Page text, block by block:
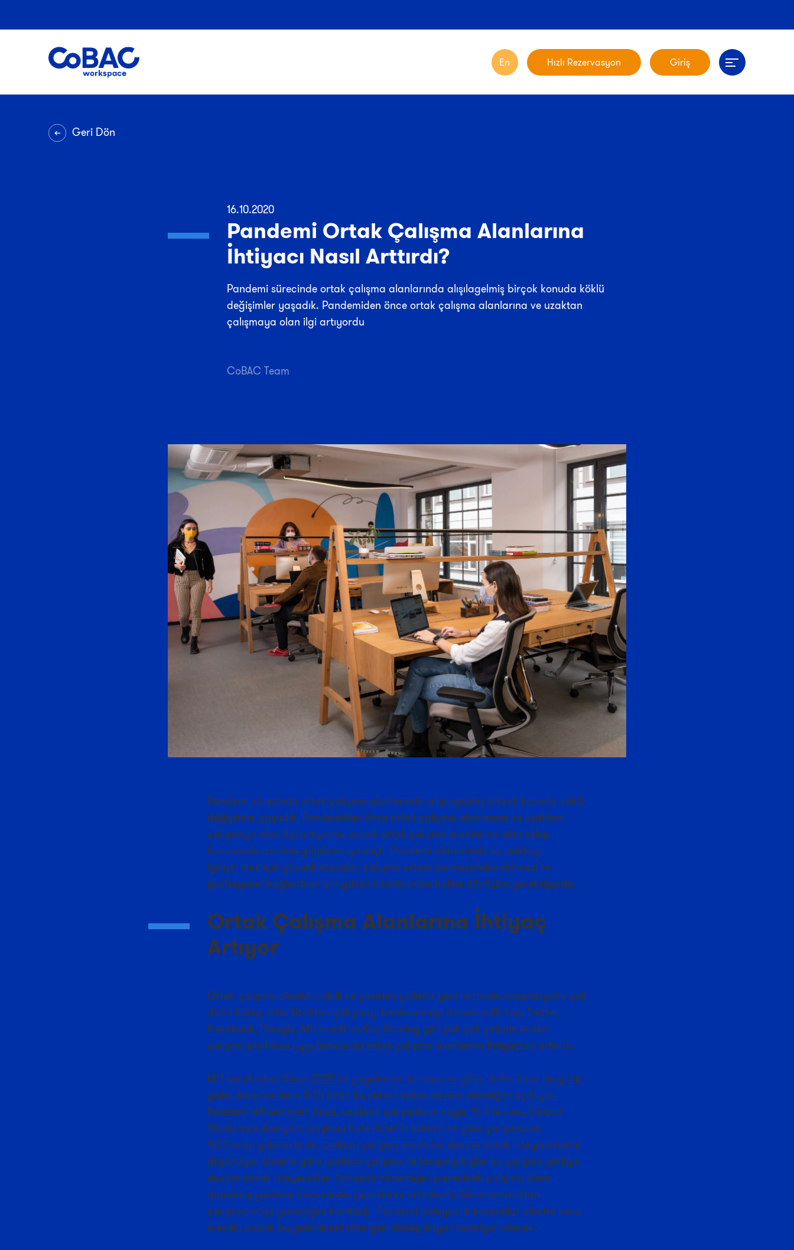
En Hızlı Rezervasyon Giriş
Geri Dön
16.10.2020
Pandemi Ortak Çalışma Alanlarına
İhtiyacı Nasıl Arttırdı?
Pandemi sürecinde ortak çalışma alanlarında alışılagelmiş birçok konuda köklü
değişimler yaşadık. Pandemiden önce ortak çalışma alanlarına ve uzaktan
çalışmaya olan ilgi artıyordu
CoBAC Team
Pandemi sürecinde ortak çalışma alanlarında alışılagelmiş birçok konuda köklü
değişimler yaşadık. Pandemiden önce ortak çalışma alanlarına ve uzaktan
çalışmaya olan ilgi artıyordu ancak ortak çalışma alanlarına olan talep
konusunda azalma gündeme gelmişti. Pandemi döneminde bu noktayı
iyileştirmek için güvenli masalar, çalışma ortamları mesafelendirilmesi ve
profesyonel bağlantılar için güvenli nokta olma haline dönüşüm gerektiyordu.
Ortak Çalışma Alanlarına İhtiyaç
Artıyor
Ortak çalışma alanları, akıllı ve yaratıcı yollarla yeni normale adaptasyonu çok
daha kolay oldu. Uzaktan çalışmayı benimsemeyi devam edilirken, Twitter,
Facebook, Google, Microsoft ve Koç Holding gibi pek çok şirketin evden
çalışma politikası uygulaması da ortak çalışma alanlarına ihtiyaçları arttırdı.
MIT tarafından Nisan 2020'de yayınlanan bir rapora göre, daha önce işe gidip
gelen Amerikalıların %34'ünün bu süreci evden devam ettirdiğini açıklıyor.
Pandemi döneminden önce, uzaktan çalışanların sayısı % 4'te iken, Global
Workplace Analytics başkanı Kate Lister'in tahminine göre çalışanların
%30'unun gelecekte de uzaktan çalışma modeline devam etmek isteyeceklerini
düşünüyor. Lister'a göre uzaktan çalışma ile tanışmış kişiler bu çalışma şekliyle
devam etmek isteyecekler. Pandemi dönemiyle işverenlerin çalışma alanı
dışında iş yürütme konusunda şüphelerini ortadan kaldırdı ve uzaktan
çalışmanın işe yaradığını kanıtladı. Pandemi dolayısı ile karantilar elbette sona
erecek, ancak bu geleneksel ofise geri dönüş sinyali vermiyor olacak.